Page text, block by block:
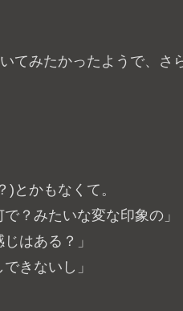
てみたかったようで、さ
)とかもなくて。
？みたいな変な印象の」
はある？」
きないし」